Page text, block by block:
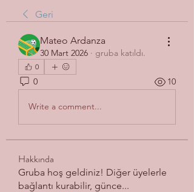
Geri
Mateo Ardanza
30 Mart 2026 · gruba katıldı.
0
0 10
Write a comment...
Hakkında
Gruba hoş geldiniz! Diğer üyelerle
bağlantı kurabilir, günce...